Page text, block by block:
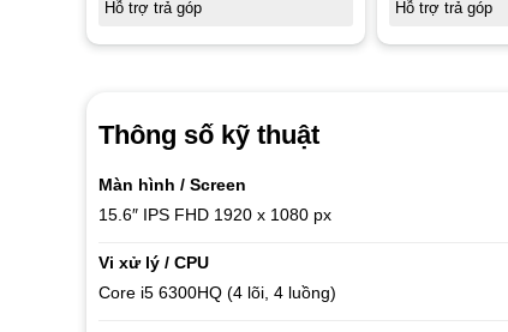
Hỗ trợ trả góp Hỗ trợ trả góp
Thông số kỹ thuật
Màn hình / Screen
15.6″ IPS FHD 1920 x 1080 px
Vi xử lý / CPU
Core i5 6300HQ (4 lõi, 4 luồng)